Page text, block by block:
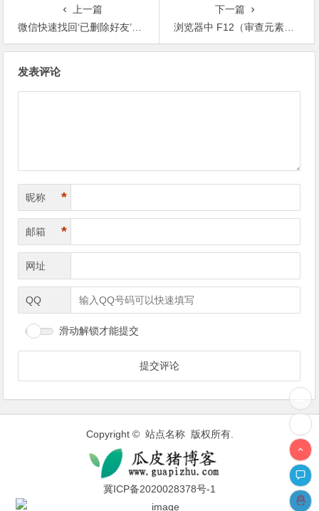
上一篇
微信快速找回‘已删除好友’的微信号
下一篇
浏览器中 F12（审查元素） 功能介绍
发表评论
昵称 *
邮箱 *
网址
QQ
滑动解锁才能提交
Copyright © 站点名称 版权所有.
冀ICP备2020028378号-1